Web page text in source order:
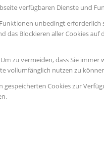
verfügbaren Dienste und
unbedingt
Blockieren aller Cookies
zu vermeiden, dass Sie
vollumfänglich nutzen zu
Cookies zur